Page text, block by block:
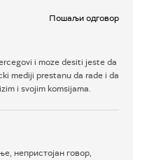
Пошаљи одговор
i moze desiti jeste da
mediji prestanu da rade i da
i svojim komsijama.
непристојан говор,